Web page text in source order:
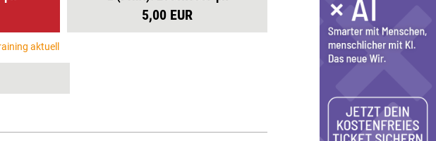
5,00 EUR
aktuell